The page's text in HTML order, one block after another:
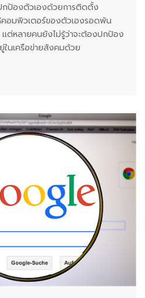
กป้องตัวเองด้วยการติดตั้ง
อมพิวเตอร์ของตัวเองรอดพ้น
แต่หลายคนยังไม่รู้ว่าจะต้องปกป้อง
นเครือข่ายสังคมด้วย